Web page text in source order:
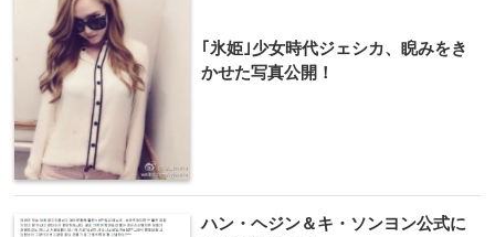
｢氷姫｣少女時代ジェシカ、睨みをき
かせた写真公開！
ハン・ヘジン＆キ・ソンヨン公式に